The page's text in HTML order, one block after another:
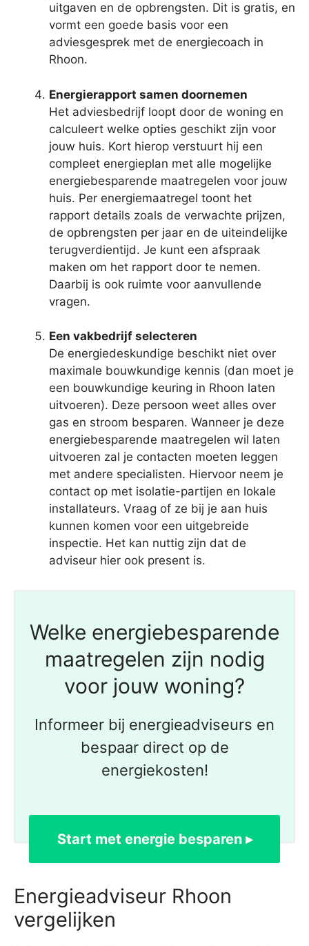
uitgaven en de opbrengsten. Dit is gratis, en
vormt een goede basis voor een
adviesgesprek met de energiecoach in
Rhoon.
Energierapport samen doornemen
Het adviesbedrijf loopt door de woning en
calculeert welke opties geschikt zijn voor
jouw huis. Kort hierop verstuurt hij een
compleet energieplan met alle mogelijke
energiebesparende maatregelen voor jouw
huis. Per energiemaatregel toont het
rapport details zoals de verwachte prijzen,
de opbrengsten per jaar en de uiteindelijke
terugverdientijd. Je kunt een afspraak
maken om het rapport door te nemen.
Daarbij is ook ruimte voor aanvullende
vragen.
Een vakbedrijf selecteren
De energiedeskundige beschikt niet over
maximale bouwkundige kennis (dan moet je
een bouwkundige keuring in Rhoon laten
uitvoeren). Deze persoon weet alles over
gas en stroom besparen. Wanneer je deze
energiebesparende maatregelen wil laten
uitvoeren zal je contacten moeten leggen
met andere specialisten. Hiervoor neem je
contact op met isolatie-partijen en lokale
installateurs. Vraag of ze bij je aan huis
kunnen komen voor een uitgebreide
inspectie. Het kan nuttig zijn dat de
adviseur hier ook present is.
Welke energiebesparende
maatregelen zijn nodig
voor jouw woning?
Informeer bij energieadviseurs en
bespaar direct op de
energiekosten!
Start met energie besparen ▸
Energieadviseur Rhoon
vergelijken